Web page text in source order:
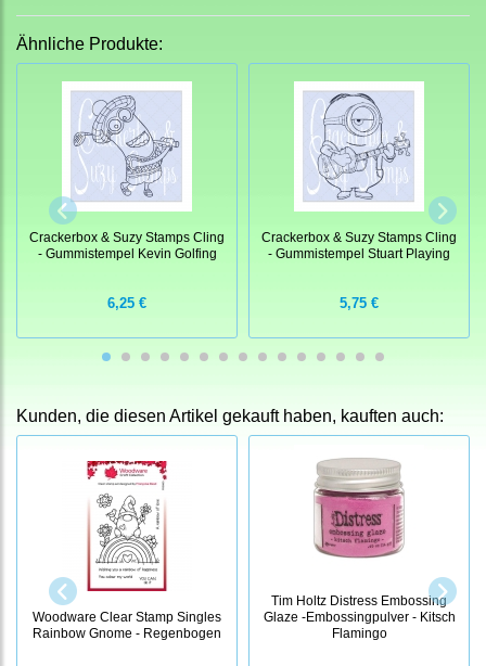
Ähnliche Produkte:
Crackerbox & Suzy Stamps Cling
- Gummistempel Kevin Golfing
6,25 €
Crackerbox & Suzy Stamps Cling
- Gummistempel Stuart Playing
5,75 €
Kunden, die diesen Artikel gekauft haben, kauften auch:
Woodware Clear Stamp Singles
Rainbow Gnome - Regenbogen
Tim Holtz Distress Embossing
Glaze -Embossingpulver - Kitsch
Flamingo